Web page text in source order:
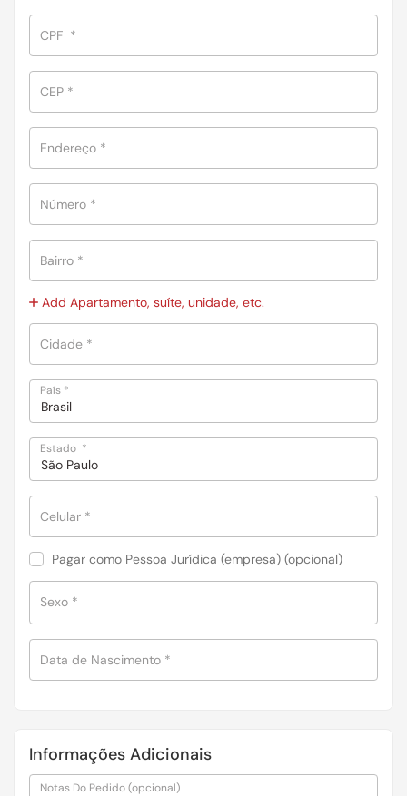
CPF *
CEP *
Endereço *
Número *
Bairro *
Add Apartamento, suíte, unidade, etc.
Cidade *
País *
Brasil
Estado *
São Paulo
Celular *
Pagar como Pessoa Jurídica (empresa) (opcional)
Sexo *
Data de Nascimento *
Informações Adicionais
Notas Do Pedido(opcional)